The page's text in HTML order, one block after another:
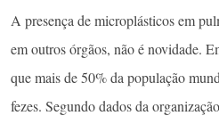
A presença de microplásticos em
em outros órgãos, não é novidade.
que mais de 50% da população
fezes. Segundo dados da